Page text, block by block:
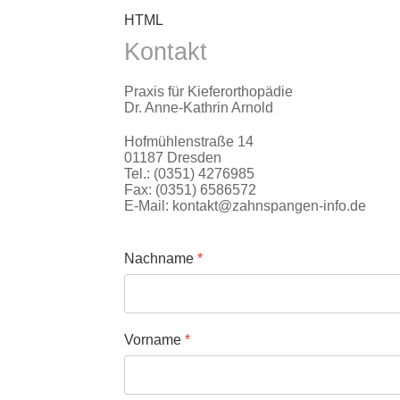
Ausfallrechnung
Verständnis. Ihr Praxisteam
HTML
Kontakt
Praxis für Kieferorthopädie
Dr. Anne-Kathrin Arnold
Hofmühlenstraße 14
01187 Dresden
Tel.: (0351) 4276985
Fax: (0351) 6586572
E-Mail: kontakt@zahnspangen-info.de
Nachname *
Vorname *